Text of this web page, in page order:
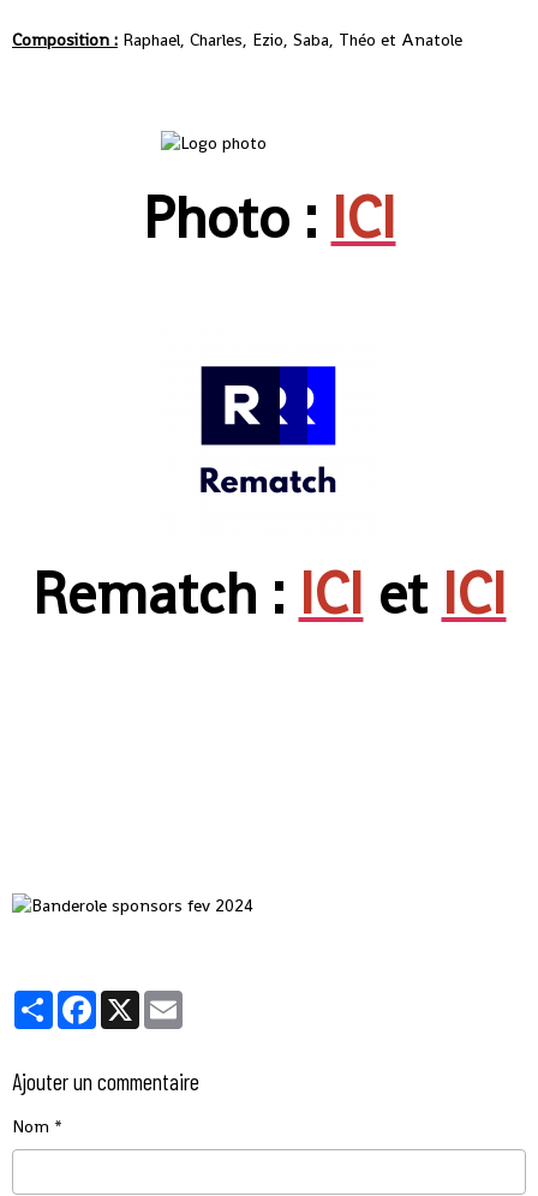
Composition : Raphael, Charles, Ezio, Saba, Théo et Anatole
Photo : ICI
Rematch : ICI et ICI
PartagerFacebook
X
Ajouter un commentaire
Nom